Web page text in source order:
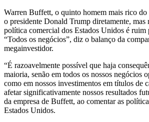
Warren Buffett, o quinto homem mais rico do
o presidente Donald Trump diretamente, mas
política comercial dos Estados Unidos é ruim
“Todos os negócios”, diz o balanço da
megainvestidor.
“É razoavelmente possível que haja
maioria, senão em todos os nossos negócios
como em nossos investimentos em títulos de
afetar significativamente nossos resultados
da empresa de Buffett, ao comentar as
Estados Unidos.